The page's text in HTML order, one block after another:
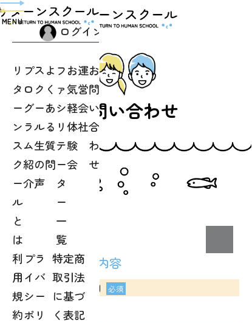
toggle
navigation
MENU
ログイン
リ
タ
ー
ン
ス
ク
ー
ル
と
は
プ
ロ
グ
ラ
ム
紹
介
ス
ク
ー
ル
生
の
声
よ
く
あ
る
質
問
フ
ァ
シ
リ
テ
ー
タ
ー
一
覧
お
気
軽
体
験
会
運
営
会
社
お
問
い
合
わ
せ
利
用
規
約
プラ
イバ
シー
ポリ
特定商
取引法
に基づ
く表記
お問い合わせ
■お問い合わせ内容
お問い合わせ項目 必須
選択